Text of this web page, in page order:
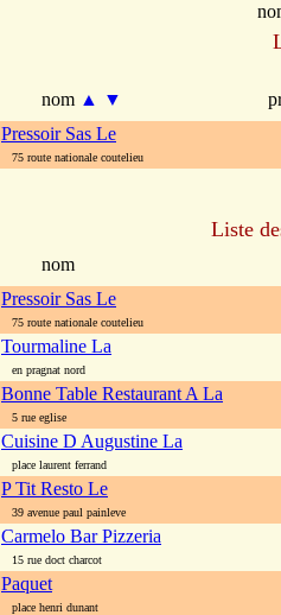
nom ▲ ▼
Pressoir Sas Le
75 route nationale coutelieu
Liste
nom
Pressoir Sas Le
75 route nationale coutelieu
Tourmaline La
en pragnat nord
Bonne Table Restaurant A La
5 rue eglise
Cuisine D Augustine La
place laurent ferrand
P Tit Resto Le
39 avenue paul painleve
Carmelo Bar Pizzeria
15 rue doct charcot
Paquet
place henri dunant